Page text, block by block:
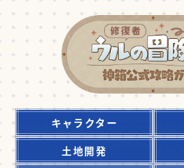
キャラクター
土地開発